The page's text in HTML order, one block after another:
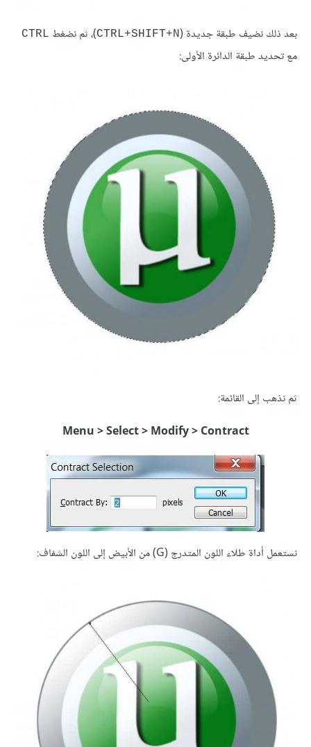
بعد ذلك نضيف طبقة جديدة (CTRL+SHIFT+N)، ثم نضغط CTRL
مع تحديد طبقة الدائرة الأولى:
ثم نذهب إلى القائمة:
Menu > Select > Modify > Contract
نستعمل أداة طلاء اللون المتدرج (G) من الأبيض إلى اللون الشفاف: